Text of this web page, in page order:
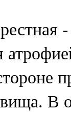
В